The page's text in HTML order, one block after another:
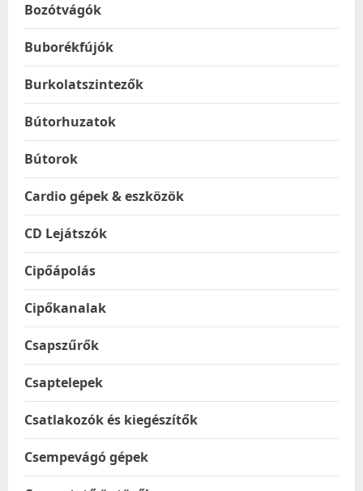
Bozótvágók
Buborékfújók
Burkolatszintezők
Bútorhuzatok
Bútorok
Cardio gépek & eszközök
CD Lejátszók
Cipőápolás
Cipőkanalak
Csapszűrők
Csaptelepek
Csatlakozók és kiegészítők
Csempevágó gépek